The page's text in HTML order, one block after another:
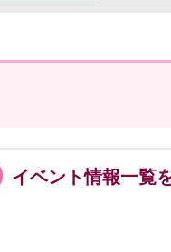
イベント情報一覧